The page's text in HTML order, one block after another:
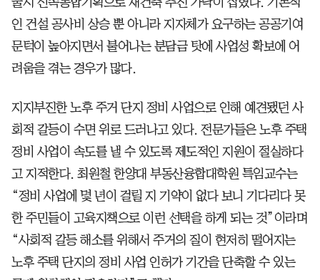
인 건설 공사비 상승 뿐 아니라 지자체가 요구하는 공공기여
문턱이 높아지면서 불어나는 분담금 탓에 사업성 확보에 어
려움을 겪는 경우가 많다.
지지부진한 노후 주거 단지 정비 사업으로 인해 예견됐던 사
회적 갈등이 수면 위로 드러나고 있다. 전문가들은 노후 주택
정비 사업이 속도를 낼 수 있도록 제도적인 지원이 절실하다
고 지적한다. 최원철 한양대 부동산융합대학원 특임교수는
“정비 사업에 몇 년이 걸릴 지 기약이 없다 보니 기다리다 못
한 주민들이 고육지책으로 이런 선택을 하게 되는 것”이라며
“사회적 갈등 해소를 위해서 주거의 질이 현저히 떨어지는
노후 주택 단지의 정비 사업 인허가 기간을 단축할 수 있는